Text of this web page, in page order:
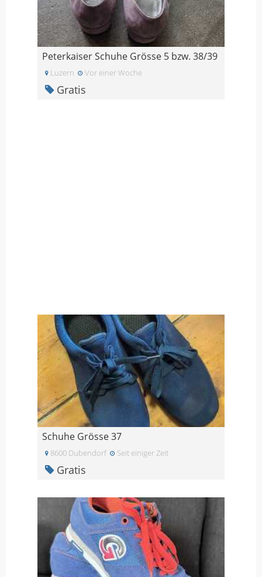
Peterkaiser Schuhe Grösse 5 bzw. 38/39
Luzern Vor einer Woche
Gratis
Schuhe Grösse 37
8600 Dubendorf Seit einiger Zeit
Gratis